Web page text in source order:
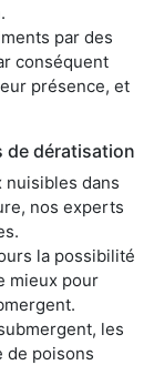
par des
conséquent
présence, et
de dératisation
nuisibles dans
nos experts
la possibilité
mieux pour
les
de poisons